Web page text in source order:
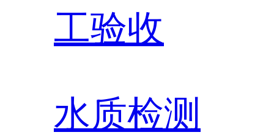
工验收
水质检测